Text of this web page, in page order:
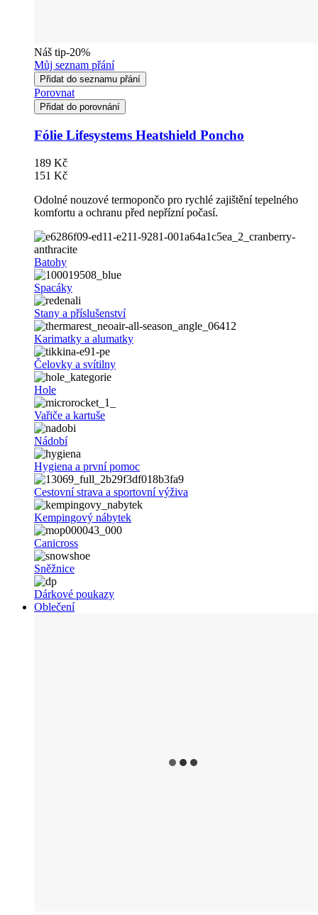
Náš tip-20%
Můj seznam přání
Přidat do seznamu přání
Porovnat
Přidat do porovnání
Fólie Lifesystems Heatshield Poncho
189 Kč
151 Kč
Odolné nouzové termopončo pro rychlé zajištění tepelného
komfortu a ochranu před nepřízní počasí.
Batohy
Spacáky
Stany a příslušenství
Karimatky a alumatky
Čelovky a svítilny
Hole
Vařiče a kartuše
Nádobí
Hygiena a první pomoc
Cestovní strava a sportovní výživa
Kempingový nábytek
Canicross
Sněžnice
Dárkové poukazy
Oblečení